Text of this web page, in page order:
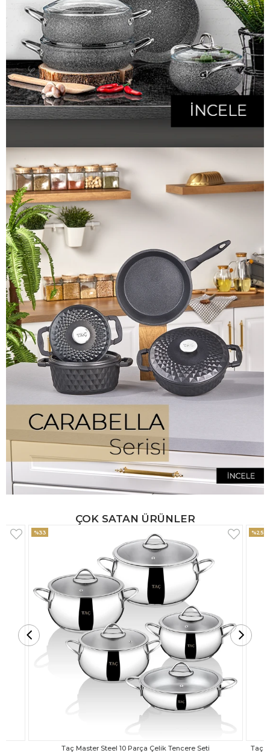
ÇOK SATAN ÜRÜNLER
Taç Carabella Döküm Cam Kapak 7 Parça Tencere Seti Siyah
%25 %33